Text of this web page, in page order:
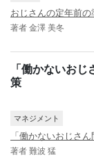
おじさんの定年前
著者 金澤 美冬
「働かないお
策
マネジメント
「働かないおじさ
著者 難波 猛